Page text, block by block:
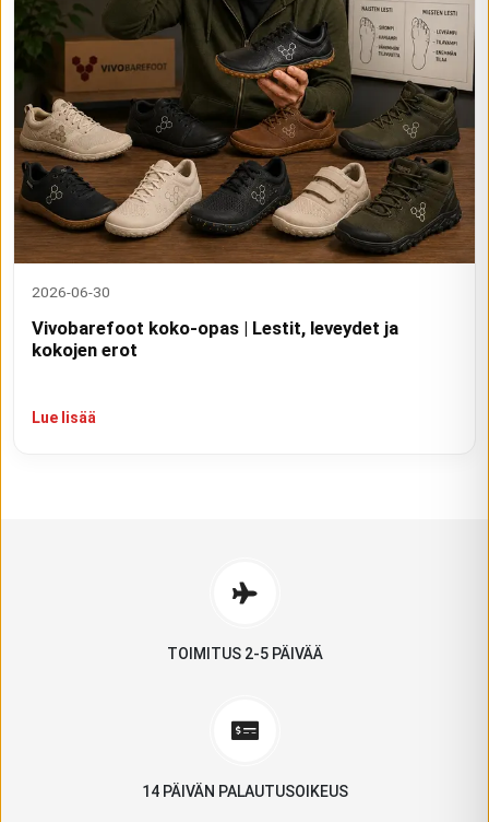
2026-06-30
Vivobarefoot koko-opas | Lestit, leveydet ja
kokojen erot
Lue lisää
TOIMITUS 2-5 PÄIVÄÄ
14 PÄIVÄN PALAUTUSOIKEUS